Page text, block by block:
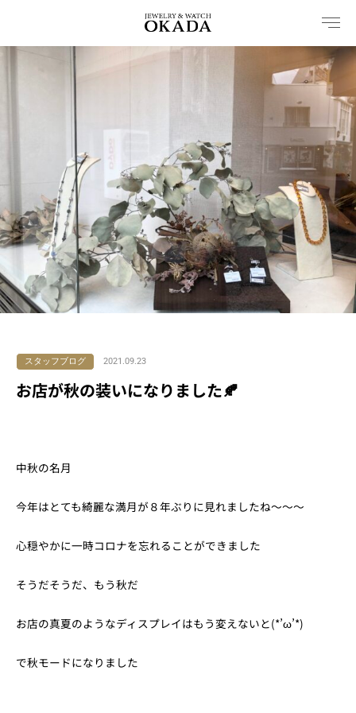
を
スタッフブログ 2021.09.23
お店が秋の装いになりました🍂
中秋の名月
今年はとても綺麗な満月が８年ぶりに見れましたね～～～
心穏やかに一時コロナを忘れることができました
そうだそうだ、もう秋だ
お店の真夏のようなディスプレイはもう変えないと(*’ω’*)
で秋モードになりました